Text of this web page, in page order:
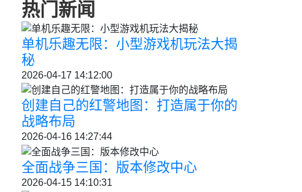
热门新闻
单机乐趣无限：小型游戏机玩法大揭
秘
2026-04-17 14:12:00
创建自己的红警地图：打造属于你的
战略布局
2026-04-16 14:27:44
全面战争三国：版本修改中心
2026-04-15 14:10:31